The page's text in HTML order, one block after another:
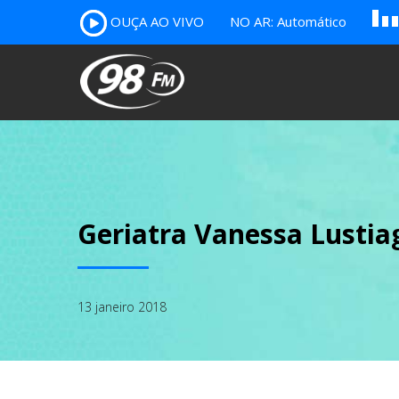
OUÇA AO VIVO NO AR: Automático B c
Geriatra Vanessa
13 janeiro 2018